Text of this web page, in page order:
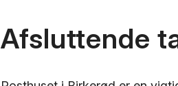
Afsluttende